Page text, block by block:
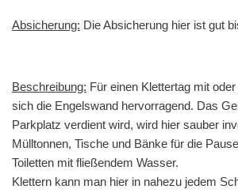
Absicherung: Die Absicherung hier ist gut
Beschreibung: Für einen Klettertag mit
sich die Engelswand hervorragend. Das
Parkplatz verdient wird, wird hier sauber
Mülltonnen, Tische und Bänke für die
Toiletten mit fließendem Wasser.
Klettern kann man hier in nahezu jedem